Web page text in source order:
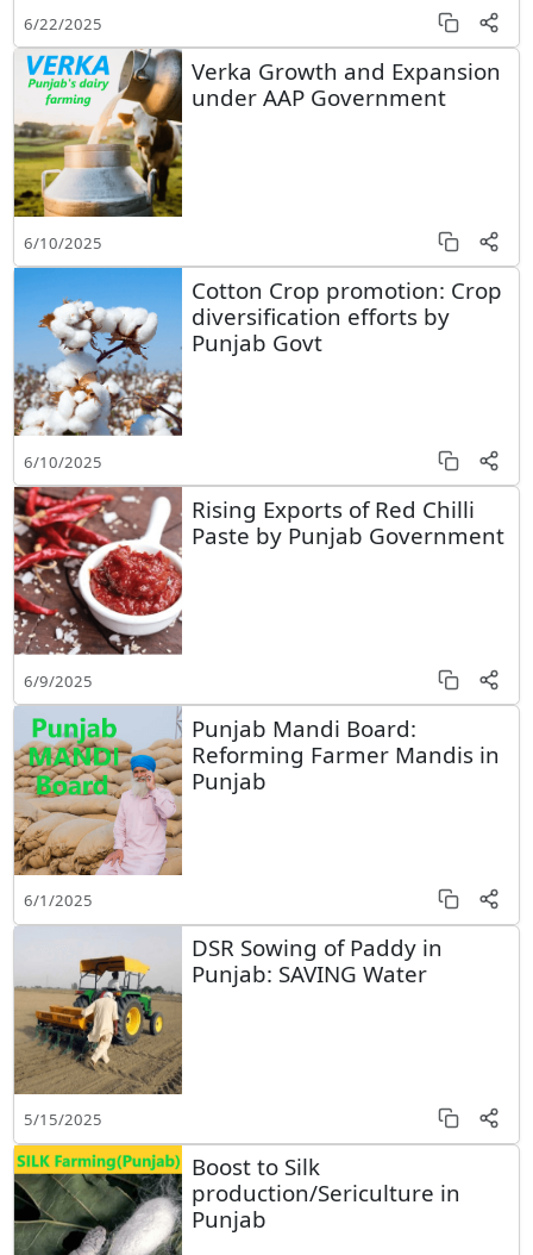
6/22/2025
Verka Growth and Expansion
under AAP Government
6/10/2025
Cotton Crop promotion: Crop
diversification efforts by
Punjab Govt
6/10/2025
Rising Exports of Red Chilli
Paste by Punjab Government
6/9/2025
Punjab Mandi Board:
Reforming Farmer Mandis in
Punjab
6/1/2025
DSR Sowing of Paddy in
Punjab: SAVING Water
5/15/2025
Boost to Silk
production/Sericulture in
Punjab